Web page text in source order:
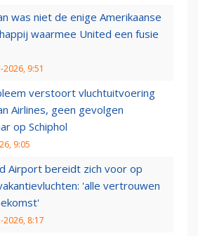
was niet de enige Amerikaanse
waarmee United een fusie
2026, 9:51
verstoort vluchtuitvoering
Airlines, geen gevolgen
op Schiphol
9:05
Airport bereidt zich voor op
'alle vertrouwen
2026, 8:17